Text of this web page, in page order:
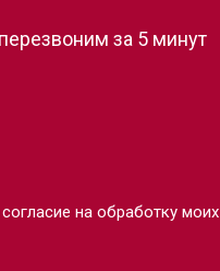
за 5 минут
на обработку моих